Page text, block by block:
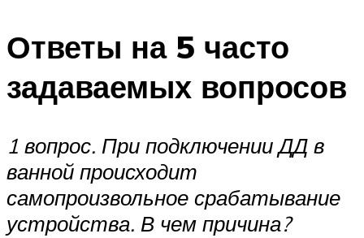
Ответы на 5 часто
задаваемых вопросов
1 вопрос. При подключении ДД в
ванной происходит
самопроизвольное срабатывание
устройства. В чем причина?